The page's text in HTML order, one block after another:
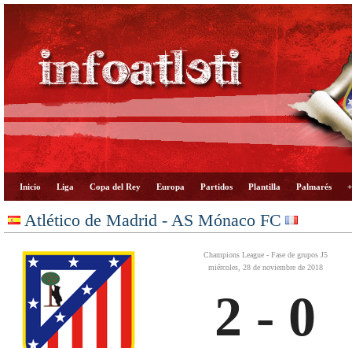
Inicio Liga Copa del Rey Europa Partidos Plantilla Palmarés
Atlético de Madrid - AS Mónaco FC
Champions League - Fase de grupos J5
miércoles, 28 de noviembre de 2018
2 - 0